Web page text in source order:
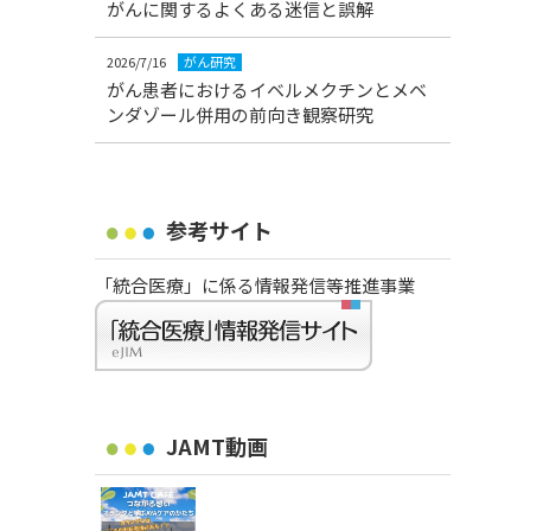
がんに関するよくある迷信と誤解
2026/7/16 がん研究
がん患者におけるイベルメクチンとメベ
ンダゾール併用の前向き観察研究
参考サイト
「統合医療」に係る情報発信等推進事業
JAMT動画